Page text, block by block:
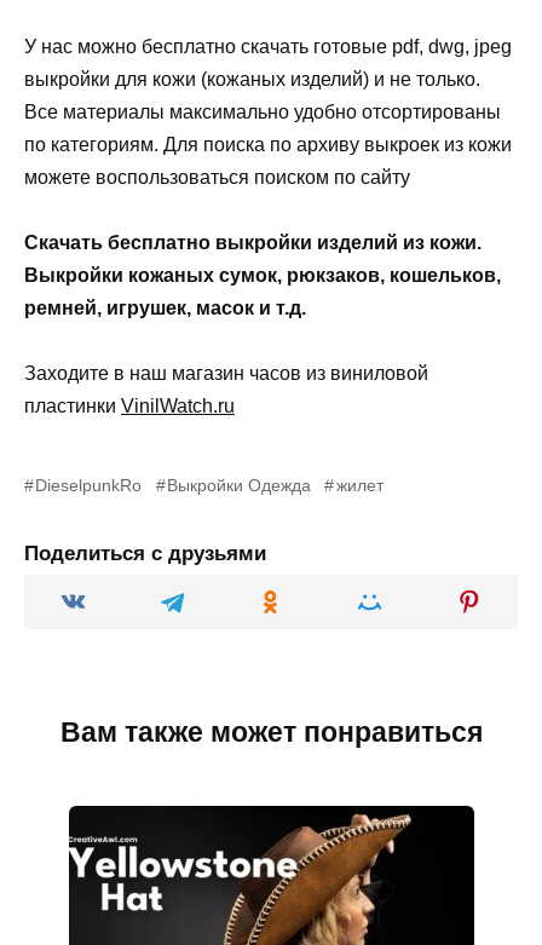
У нас можно бесплатно скачать готовые pdf, dwg, jpeg
выкройки для кожи (кожаных изделий) и не только.
Все материалы максимально удобно отсортированы
по категориям. Для поиска по архиву выкроек из кожи
можете воспользоваться поиском по сайту
Скачать бесплатно выкройки изделий из кожи.
Выкройки кожаных сумок, рюкзаков, кошельков,
ремней, игрушек, масок и т.д.
Заходите в наш магазин часов из виниловой
пластинки VinilWatch.ru
DieselpunkRo Выкройки Одежда жилет
Поделиться с друзьями
Вам также может понравиться